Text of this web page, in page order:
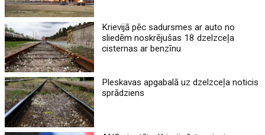
Krievijā pēc sadursmes ar auto no
sliedēm noskrējušas 18 dzelzceļa
cisternas ar benzīnu
Pleskavas apgabalā uz dzelzceļa noticis
sprādziens